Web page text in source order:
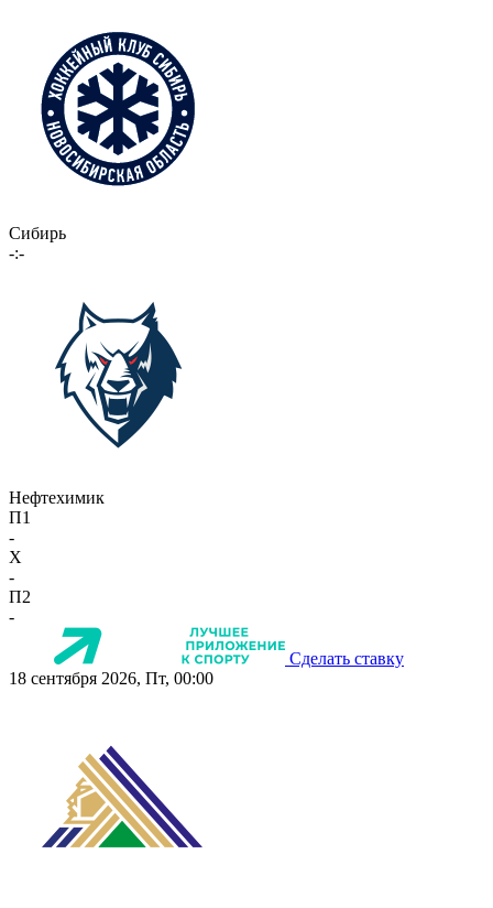
Сибирь
-:-
Нефтехимик
П1
-
X
-
П2
-
Сделать ставку
18 сентября 2026, Пт, 00:00